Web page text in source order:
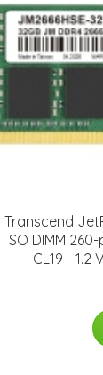
Transcend
SO DIMM
CL19 - 1.2